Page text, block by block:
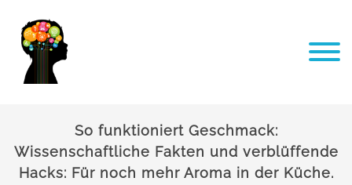
So funktioniert Geschmack:
Wissenschaftliche Fakten und verblüffende
Hacks: Für noch mehr Aroma in der Küche.